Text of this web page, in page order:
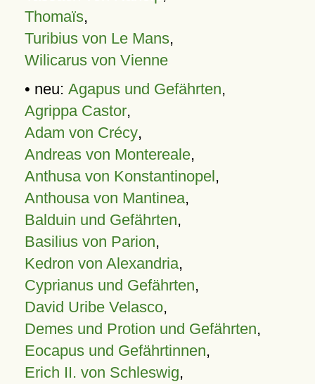
Thomaïs,
Turibius von Le Mans,
Wilicarus von Vienne
• neu: Agapus und Gefährten,
Agrippa Castor,
Adam von Crécy,
Andreas von Montereale,
Anthusa von Konstantinopel,
Anthousa von Mantinea,
Balduin und Gefährten,
Basilius von Parion,
Kedron von Alexandria,
Cyprianus und Gefährten,
David Uribe Velasco,
Demes und Protion und Gefährten,
Eocapus und Gefährtinnen,
Erich II. von Schleswig,